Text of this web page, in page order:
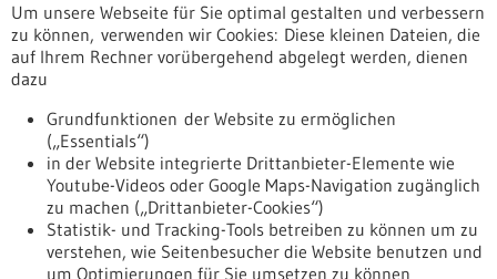
info(at)dinies.com
www.dinies.com
Zurück zur Ergebnisliste
Nach oben
Um unsere Webseite für Sie optimal gestalten und verbessern
zu können, verwenden wir Cookies: Diese kleinen Dateien, die
auf Ihrem Rechner vorübergehend abgelegt werden, dienen
dazu
Grundfunktionen der Website zu ermöglichen
(„Essentials“)
in der Website integrierte Drittanbieter-Elemente wie
Youtube-Videos oder Google Maps-Navigation zugänglich
zu machen („Drittanbieter-Cookies“)
Statistik- und Tracking-Tools betreiben zu können um zu
verstehen, wie Seitenbesucher die Website benutzen und
um Optimierungen für Sie umsetzen zu können